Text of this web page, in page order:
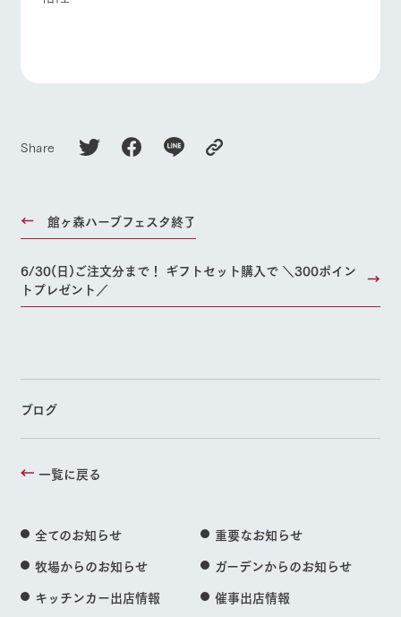
Share
館ヶ森ハーブフェスタ終了
6/30(日)ご注文分まで！ ギフトセット購入で ＼300ポイン
トプレゼント／
ブログ
一覧に戻る
全てのお知らせ
重要なお知らせ
牧場からのお知らせ
ガーデンからのお知らせ
キッチンカー出店情報
催事出店情報